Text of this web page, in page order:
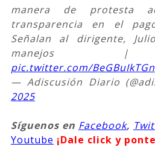
manera de protesta
transparencia en el
Señalan al dirigente,
pic.twitter.com/BeGBuIkTGn
— Adiscusión Diario
2025
Síguenos en Facebook,
Youtube ¡Dale click y